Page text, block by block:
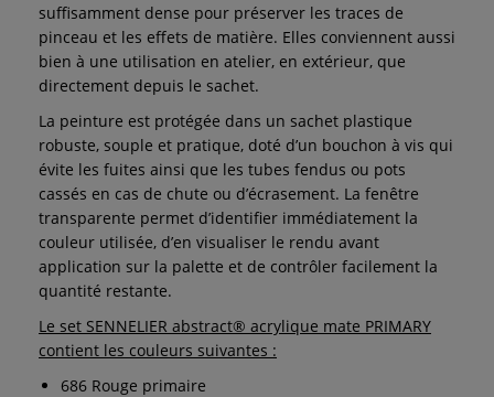
suffisamment dense pour préserver les traces de
pinceau et les effets de matière. Elles conviennent aussi
bien à une utilisation en atelier, en extérieur, que
directement depuis le sachet.
La peinture est protégée dans un sachet plastique
robuste, souple et pratique, doté d’un bouchon à vis qui
évite les fuites ainsi que les tubes fendus ou pots
cassés en cas de chute ou d’écrasement. La fenêtre
transparente permet d’identifier immédiatement la
couleur utilisée, d’en visualiser le rendu avant
application sur la palette et de contrôler facilement la
quantité restante.
Le set SENNELIER abstract® acrylique mate PRIMARY
contient les couleurs suivantes :
686 Rouge primaire